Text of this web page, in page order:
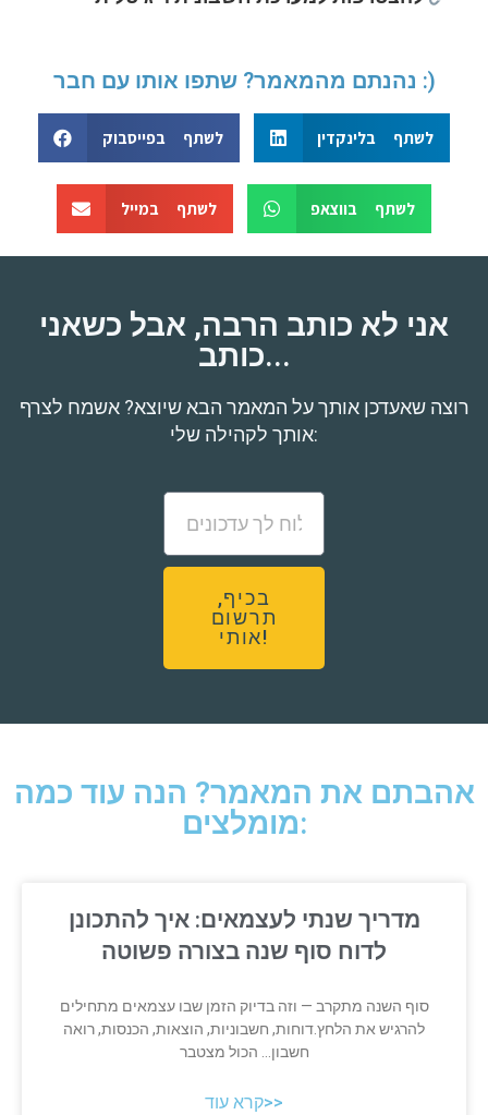
נהנתם מהמאמר? שתפו אותו עם חבר :)
לשתף בפייסבוק לשתף בלינקדין
לשתף במייל לשתף בווצאפ
אני לא כותב הרבה, אבל כשאני
כותב...
רוצה שאעדכן אותך על המאמר הבא שיוצא? אשמח לצרף
אותך לקהילה שלי:
בכיף,
תרשום
אותי!
אהבתם את המאמר? הנה עוד כמה
מומלצים:
מדריך שנתי לעצמאים: איך להתכונן
לדוח סוף שנה בצורה פשוטה
סוף השנה מתקרב — וזה בדיוק הזמן שבו עצמאים מתחילים
להרגיש את הלחץ.דוחות, חשבוניות, הוצאות, הכנסות, רואה
חשבון… הכול מצטבר
קרא עוד>>